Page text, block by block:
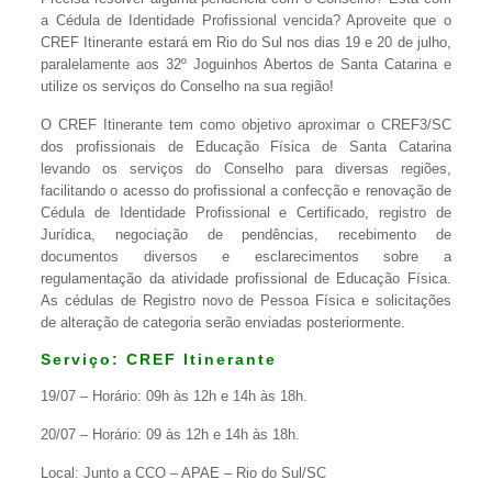
a Cédula de Identidade Profissional vencida? Aproveite que o
CREF Itinerante estará em Rio do Sul nos dias 19 e 20 de julho,
paralelamente aos 32º Joguinhos Abertos de Santa Catarina e
utilize os serviços do Conselho na sua região!
O CREF Itinerante tem como objetivo aproximar o CREF3/SC
dos profissionais de Educação Física de Santa Catarina
levando os serviços do Conselho para diversas regiões,
facilitando o acesso do profissional a confecção e renovação de
Cédula de Identidade Profissional e Certificado, registro de
Jurídica, negociação de pendências, recebimento de
documentos diversos e esclarecimentos sobre a
regulamentação da atividade profissional de Educação Física.
As cédulas de Registro novo de Pessoa Física e solicitações
de alteração de categoria serão enviadas posteriormente.
Serviço: CREF Itinerante
19/07 – Horário: 09h às 12h e 14h às 18h.
20/07 – Horário: 09 às 12h e 14h às 18h.
Local: Junto a CCO – APAE – Rio do Sul/SC